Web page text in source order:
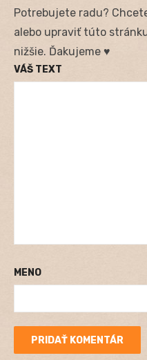
Potrebujete radu?
alebo upraviť túto
nižšie. Ďakujeme ♥
VÁŠ TEXT
MENO